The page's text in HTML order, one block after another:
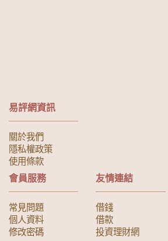
易評網資訊
關於我們
隱私權政策
使用條款
會員服務
常見問題
個人資料
修改密碼
友情連結
借錢
借款
投資理財網